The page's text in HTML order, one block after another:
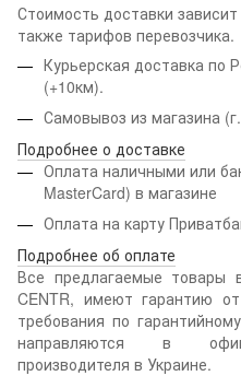
Стоимость доставки
также тарифов перевозчика.
Курьерская доставка по
(+10км).
Самовывоз из магазина
Подробнее о доставке
Оплата наличными или
MasterCard) в магазине
Оплата на карту
Подробнее об оплате
Все предлагаемые товары
CENTR, имеют гарантию
требования по
направляются в
производителя в Украине.